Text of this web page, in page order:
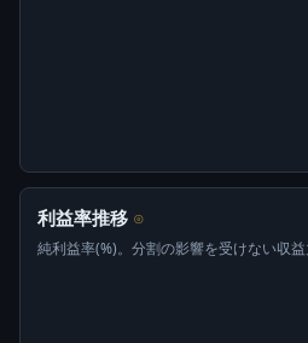
利益率推移 ⊙
純利益率(%)。分割の影響を受けない収